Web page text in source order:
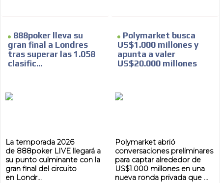
888poker lleva su
gran final a Londres
tras superar las 1.058
clasific...
La temporada 2026
de 888poker LIVE llegará a
su punto culminante con la
gran final del circuito
en Londr...
Polymarket busca
US$1.000 millones y
apunta a valer
US$20.000 millones
Polymarket abrió
conversaciones preliminares
para captar alrededor de
US$1.000 millones en una
nueva ronda privada que ...